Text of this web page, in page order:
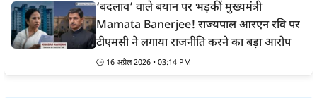
‘बदलाव’ वाले बयान पर भड़कीं मुख्यमंत्री
Mamata Banerjee! राज्यपाल आरएन रवि पर
टीएमसी ने लगाया राजनीति करने का बड़ा आरोप
🕒 16 अप्रैल 2026 • 03:14 PM